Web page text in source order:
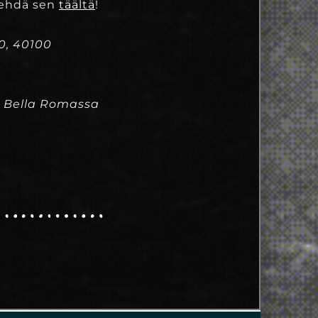
sen täältä!
40100
Romassa